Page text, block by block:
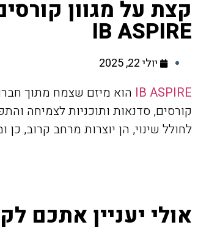
קצת על מגוון
IB ASPIRE
יולי 22, 2025
IB ASPIRE הוא מיזם שצמח מתוך
קורסים, סדנאות ותוכניות לצמיחה
לחולל שינוי, הן יוצרות מרחב קרוב,
אולי יעניין אתכם